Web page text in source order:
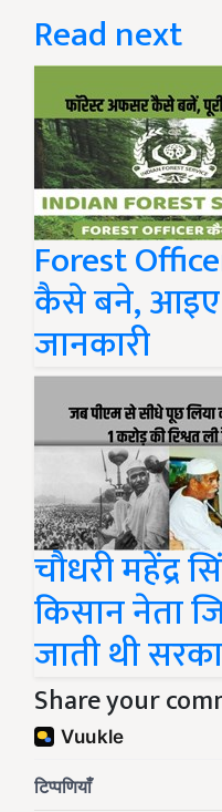
Read next
Forest
कैसे बने, आइए
जानकारी
चौधरी महेंद्र
किसान नेता
जाती थी
Share your